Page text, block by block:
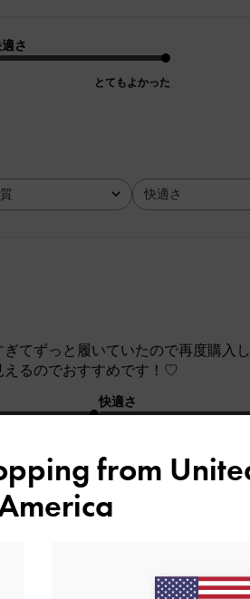
さ
とてもよかった
全て 快適さ
全て
てずっと履いていたので再度購入し
えるのでおすすめです！♡
快適さ
from